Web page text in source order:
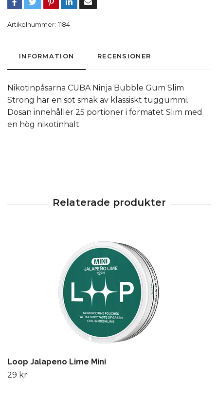
Artikelnummer: 1184
INFORMATION RECENSIONER
Nikotinpåsarna CUBA Ninja Bubble Gum Slim
Strong har en söt smak av klassiskt tuggummi.
Dosan innehåller 25 portioner i formatet Slim med
en hög nikotinhalt.
Loop Jalapeno Lime Mini
29 kr